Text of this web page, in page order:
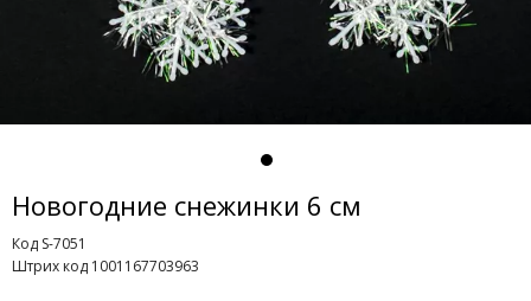
Новогодние снежинки 6 см
Код S-7051
Штрих код 1001167703963